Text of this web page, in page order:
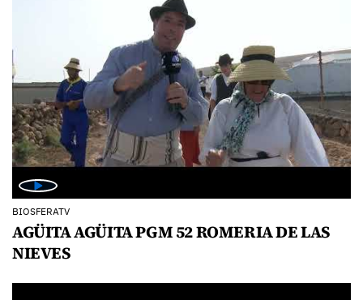
BIOSFERATV
AGÜITA AGÜITA PGM 52 ROMERIA DE LAS
NIEVES